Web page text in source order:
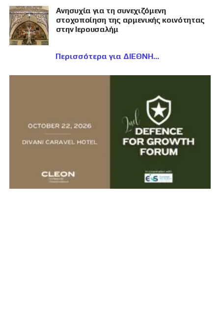
Ανησυχία για τη συνεχιζόμενη
στοχοποίηση της αρμενικής κοινότητας
στην Ιερουσαλήμ
Περισσότερα για ΔΙΕΘΝΗ